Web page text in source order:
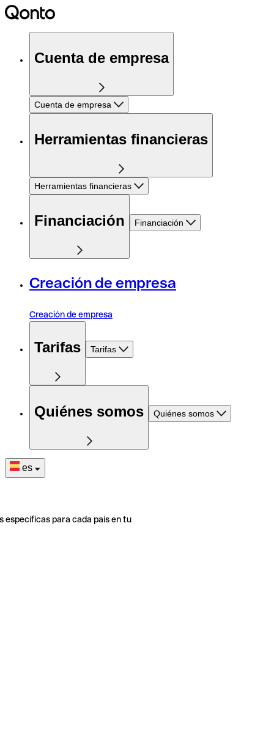
Cuenta de empresa
Cuenta de empresa
Herramientas financieras
Herramientas financieras
Financiación Financiación
Creación de empresa
Creación de empresa
Tarifas Tarifas
Quiénes somos Quiénes somos
es
específicas para cada país en tu